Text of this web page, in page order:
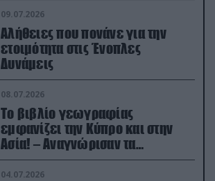
09.07.2026
Αλήθειες που πονάνε για την
ετοιμότητα στις Ένοπλες
Δυνάμεις
08.07.2026
Το βιβλίο γεωγραφίας
εμφανίζει την Κύπρο και στην
Ασία! – Αναγνώρισαν τα
κατεχόμενα; (φωτο)
04.07.2026